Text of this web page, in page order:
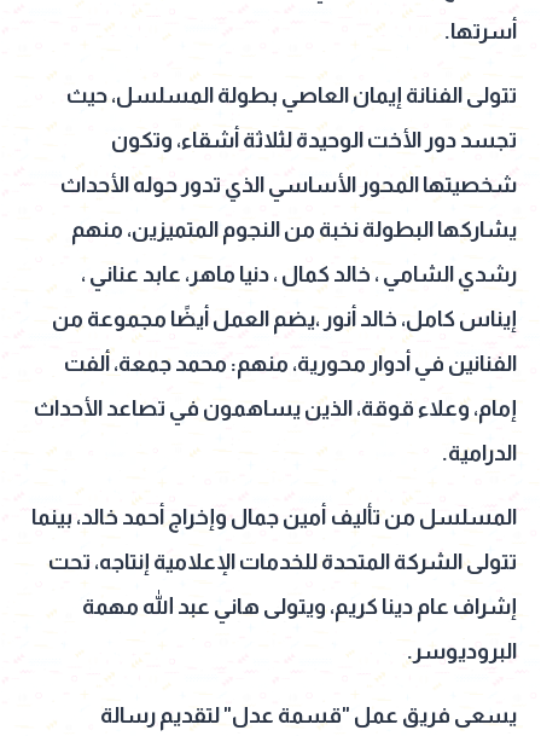
أسرتها.
تتولى الفنانة إيمان العاصي بطولة المسلسل، حيث
تجسد دور الأخت الوحيدة لثلاثة أشقاء، وتكون
شخصيتها المحور الأساسي الذي تدور حوله الأحداث
يشاركها البطولة نخبة من النجوم المتميزين، منهم
رشدي الشامي ، خالد كمال ، دنيا ماهر، عابد عناني ،
إيناس كامل، خالد أنور ،يضم العمل أيضًا مجموعة من
الفنانين في أدوار محورية، منهم: محمد جمعة، ألفت
إمام، وعلاء قوقة، الذين يساهمون في تصاعد الأحداث
الدرامية.
المسلسل من تأليف أمين جمال وإخراج أحمد خالد، بينما
تتولى الشركة المتحدة للخدمات الإعلامية إنتاجه، تحت
إشراف عام دينا كريم، ويتولى هاني عبد الله مهمة
البروديوسر.
يسعى فريق عمل "قسمة عدل" لتقديم رسالة